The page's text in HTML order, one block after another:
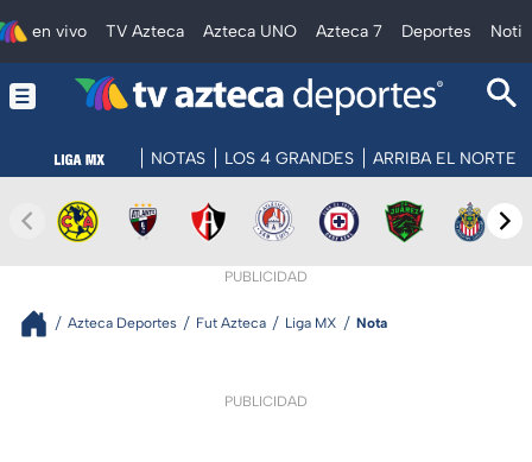
en vivo TV Azteca Azteca UNO Azteca 7 Deportes
NOTAS LOS 4 GRANDES ARRIBA EL NORTE
PUBLICIDAD
Azteca Deportes Fut Azteca Liga MX Nota
PUBLICIDAD